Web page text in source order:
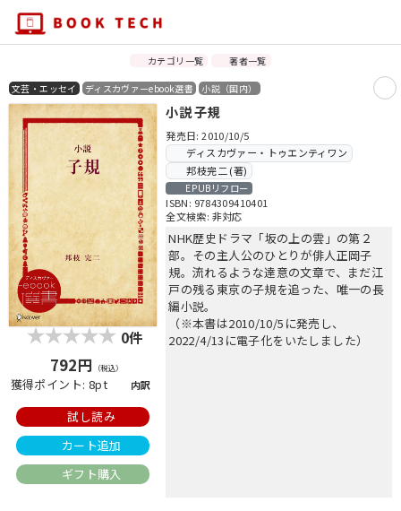
カテゴリ一覧 著者一覧
文芸・エッセイ ディスカヴァーebook選書 小説（国内）
0件
792円 （税込）
獲得ポイント: 8pt 内訳
試し読み
カート追加
ギフト購入
小説 子規
発売日: 2010/10/5
ディスカヴァー・トゥエンティワン
邦枝完二 (著)
EPUBリフロー
ISBN: 9784309410401
全文検索: 非対応
NHK歴史ドラマ「坂の上の雲」の第２
部。その主人公のひとりが俳人正岡子
規。流れるような達意の文章で、まだ江
戸の残る東京の子規を追った、唯一の長
編小説。
（※本書は2010/10/5に発売し、
2022/4/13に電子化をいたしました）